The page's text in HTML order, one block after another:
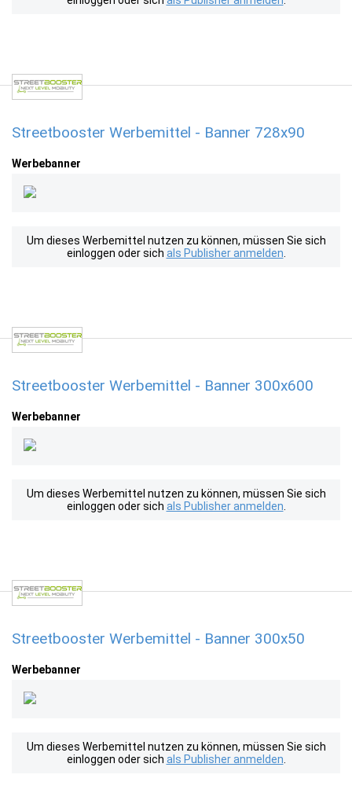
Streetbooster Werbemittel - Banner 728x90
Werbebanner
Um dieses Werbemittel nutzen zu können, müssen Sie sich
einloggen oder sich als Publisher anmelden
Streetbooster Werbemittel - Banner 300x600
Werbebanner
Um dieses Werbemittel nutzen zu können, müssen Sie sich
einloggen oder sich als Publisher anmelden
Streetbooster Werbemittel - Banner 300x50
Werbebanner
Um dieses Werbemittel nutzen zu können, müssen Sie sich
einloggen oder sich als Publisher anmelden